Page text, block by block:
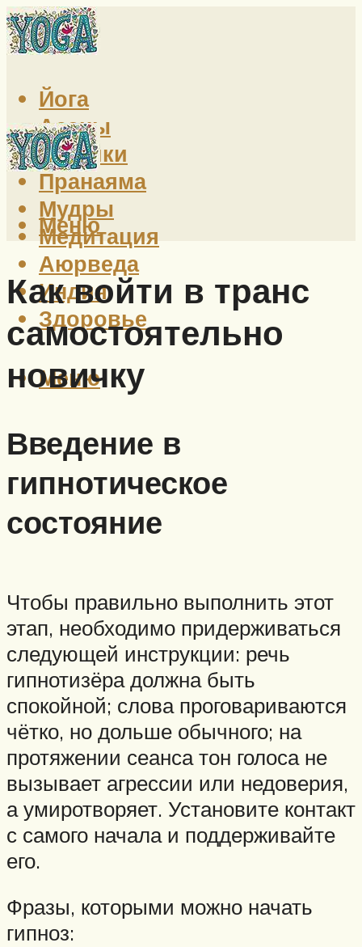
Йога
Асаны
Техники
Пранаяма
Мудры
Медитация
Аюрведа
Индия
Здоровье
Меню
Меню
Как войти в транс
самостоятельно
новичку
Введение в
гипнотическое
состояние
Чтобы правильно выполнить этот
этап, необходимо придерживаться
следующей инструкции: речь
гипнотизёра должна быть
спокойной; слова проговариваются
чётко, но дольше обычного; на
протяжении сеанса тон голоса не
вызывает агрессии или недоверия,
а умиротворяет. Установите контакт
с самого начала и поддерживайте
его.
Фразы, которыми можно начать
гипноз: